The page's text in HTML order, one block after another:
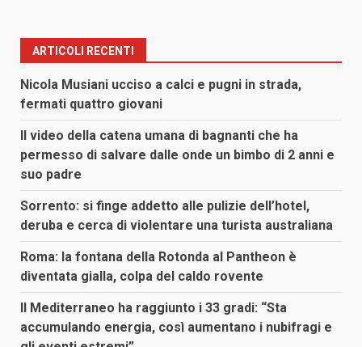
ARTICOLI RECENTI
Nicola Musiani ucciso a calci e pugni in strada,
fermati quattro giovani
Il video della catena umana di bagnanti che ha
permesso di salvare dalle onde un bimbo di 2 anni e
suo padre
Sorrento: si finge addetto alle pulizie dell’hotel,
deruba e cerca di violentare una turista australiana
Roma: la fontana della Rotonda al Pantheon è
diventata gialla, colpa del caldo rovente
Il Mediterraneo ha raggiunto i 33 gradi: “Sta
accumulando energia, così aumentano i nubifragi e